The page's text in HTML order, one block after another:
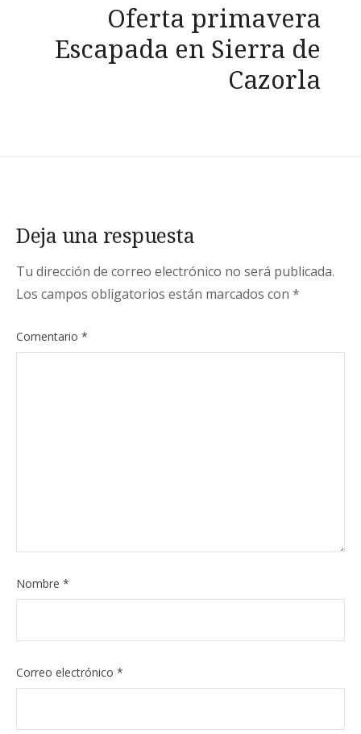
Oferta primavera
Escapada en Sierra de
Cazorla
Deja una respuesta
Tu dirección de correo electrónico no será publicada.
Los campos obligatorios están marcados con *
Comentario *
Nombre *
Correo electrónico *